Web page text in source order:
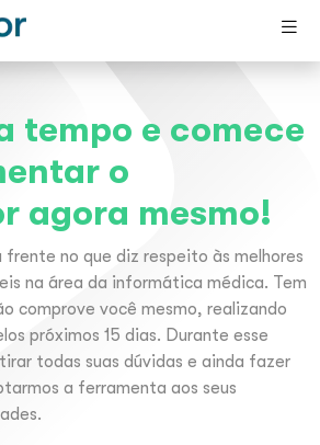
tempo e comece
o
agora mesmo!
no que diz respeito às melhores
na área da informática médica. Tem
comprove você mesmo, realizando
próximos 15 dias. Durante esse
todas suas dúvidas e ainda fazer
a ferramenta aos seus